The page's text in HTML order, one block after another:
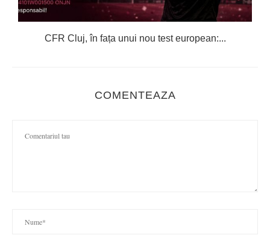
CFR Cluj, în fața unui nou test european:...
COMENTEAZA